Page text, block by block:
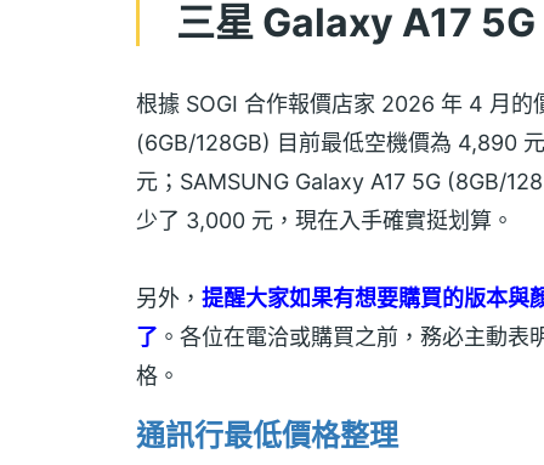
三星 Galaxy A17
根據 SOGI 合作報價店家 2026 年 4 月的
(6GB/128GB) 目前最低空機價為 4,890
元；SAMSUNG Galaxy A17 5G (8GB/
少了 3,000 元，現在入手確實挺划算。
另外， 提醒大家如果有想要購買的版本與
了 。各位在電洽或購買之前，務必主動
格。
通訊行最低價格整理